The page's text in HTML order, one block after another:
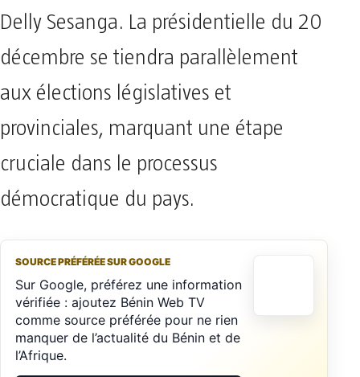
Delly Sesanga. La présidentielle du 20
décembre se tiendra parallèlement
aux élections législatives et
provinciales, marquant une étape
cruciale dans le processus
démocratique du pays.
SOURCE PRÉFÉRÉE SUR GOOGLE
Sur Google, préférez une information
vérifiée : ajoutez Bénin Web TV
comme source préférée pour ne rien
manquer de l’actualité du Bénin et de
l’Afrique.